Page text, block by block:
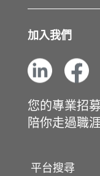
加入我們
您的專業招
陪你走過職
平台搜尋